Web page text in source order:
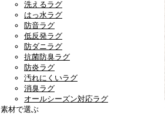
洗えるラグ
はっ水ラグ
防音ラグ
低反発ラグ
防ダニラグ
抗菌防臭ラグ
防炎ラグ
汚れにくいラグ
消臭ラグ
オールシーズン対応ラグ
素材で選ぶ